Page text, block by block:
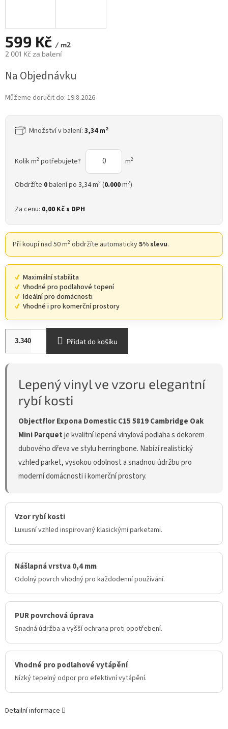
599 Kč / m2
2 001 Kč za balení
cena:
Na Objednávku
Můžeme doručit do: 19.8.2026
Množství v balení: 3,34 m2
Kolik m2 potřebujete? m2
Obdržíte 0balení po 3,34 m2 (0.000m2)
Za cenu: 0,00 Kčs DPH
Při koupi nad 50 m2 obdržíte automaticky5% slevu.
Maximální stabilita
Vhodné pro podlahové topení
Ideální pro domácnosti
Vhodné i pro komerční prostory
Přidat do košíku
Lepený vinyl ve vzoru elegantní
rybí kosti
Objectflor Expona Domestic C15 5819 Cambridge Oak
Mini Parquetje kvalitní lepená vinylová podlaha s dekorem
dubového dřeva ve stylu herringbone. Nabízí realistický
vzhled parket, vysokou odolnost a snadnou údržbu pro
moderní domácnosti i komerční prostory.
Vzor rybí kosti
Luxusní vzhled inspirovaný klasickými parketami.
Nášlapná vrstva 0,4 mm
Odolný povrch vhodný pro každodenní používání.
PUR povrchová úprava
Snadná údržba a vyšší ochrana proti opotřebení.
Vhodné pro podlahové vytápění
Nízký tepelný odpor pro efektivní vytápění.
Detailní informace